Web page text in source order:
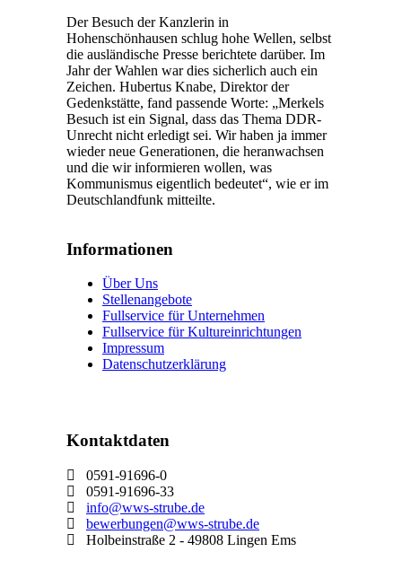
Der Besuch der Kanzlerin in
Hohenschönhausen schlug hohe Wellen, selbst
die ausländische Presse berichtete darüber. Im
Jahr der Wahlen war dies sicherlich auch ein
Zeichen. Hubertus Knabe, Direktor der
Gedenkstätte, fand passende Worte: „Merkels
Besuch ist ein Signal, dass das Thema DDR-
Unrecht nicht erledigt sei. Wir haben ja immer
wieder neue Generationen, die heranwachsen
und die wir informieren wollen, was
Kommunismus eigentlich bedeutet“, wie er im
Deutschlandfunk mitteilte.
Informationen
Über Uns
Stellenangebote
Fullservice für Unternehmen
Fullservice für Kultureinrichtungen
Impressum
Datenschutzerklärung
Kontaktdaten
0591-91696-0
0591-91696-33
info@wws-strube.de
bewerbungen@wws-strube.de
Holbeinstraße 2 - 49808 Lingen Ems